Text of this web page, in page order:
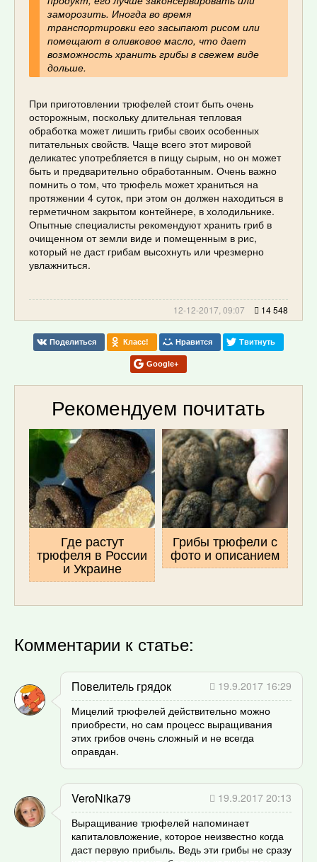
заморозить. Иногда во время
транспортировки его засыпают рисом или
помещают в оливковое масло, что дает
возможность хранить грибы в свежем виде
дольше.
При приготовлении трюфелей стоит быть очень
осторожным, поскольку длительная тепловая
обработка может лишить грибы своих особенных
питательных свойств. Чаще всего этот мировой
деликатес употребляется в пищу сырым, но он может
быть и предварительно обработанным. Очень важно
помнить о том, что трюфель может храниться на
протяжении 4 суток, при этом он должен находиться в
герметичном закрытом контейнере, в холодильнике.
Опытные специалисты рекомендуют хранить гриб в
очищенном от земли виде и помещенным в рис,
который не даст грибам высохнуть или чрезмерно
увлажниться.
12-12-2017, 09:07 14 548
Поделиться Класс! Нравится Твитнуть
Google+
Рекомендуем почитать
Где растут
трюфеля в России
и Украине
Грибы трюфели с
фото и описанием
Комментарии к статье:
Повелитель грядок
19.9.2017 16:29
Мицелий трюфелей действительно можно
приобрести, но сам процесс выращивания
этих грибов очень сложный и не всегда
оправдан.
VeroNika79
19.9.2017 20:13
Выращивание трюфелей напоминает
капиталовложение, которое неизвестно когда
даст первую прибыль. Ведь эти грибы не сразу